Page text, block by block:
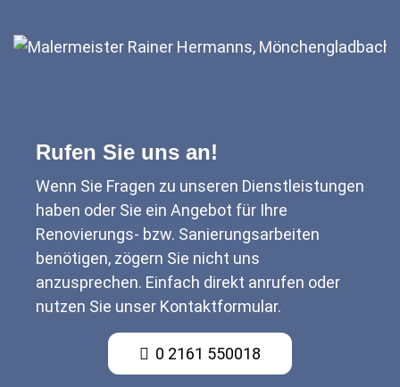
Rufen Sie uns an!
Wenn Sie Fragen zu unseren Dienstleistungen
haben oder Sie ein Angebot für Ihre
Renovierungs- bzw. Sanierungsarbeiten
benötigen, zögern Sie nicht uns
anzusprechen. Einfach direkt anrufen oder
nutzen Sie unser Kontaktformular.
0 2161 550018